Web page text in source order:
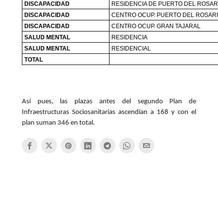
DISCAPACIDAD
RESIDENCIA DE PUERTO DEL
DISCAPACIDAD
CENTRO OCUP. PUERTO DEL
DISCAPACIDAD
CENTRO OCUP. GRAN TAJARAL
SALUD MENTAL
RESIDENCIA
SALUD MENTAL
RESIDENCIAL
TOTAL
Así pues, las plazas antes del segundo Plan de
Infraestructuras Sociosanitarias ascendían a 168 y con el
plan suman 346 en total.